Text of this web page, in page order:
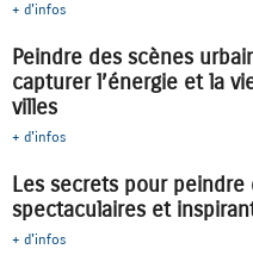
+ d'infos
Peindre des scènes
capturer l’énergie et la
villes
+ d'infos
Les secrets pour peindre
spectaculaires et
+ d'infos